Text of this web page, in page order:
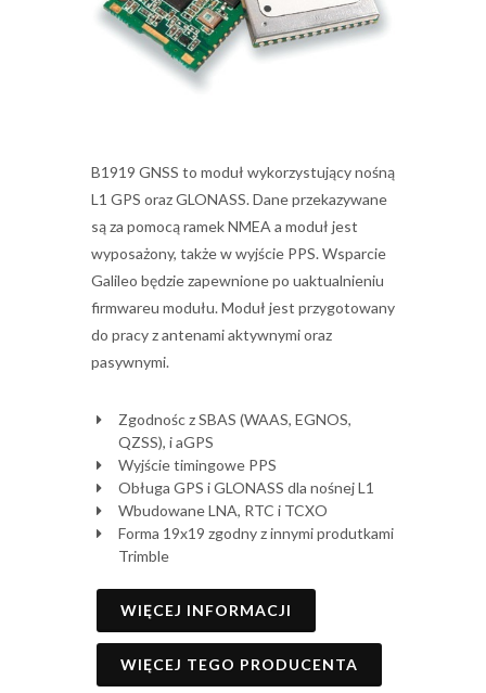
B1919 GNSS to moduł wykorzystujący nośną
L1 GPS oraz GLONASS. Dane przekazywane
są za pomocą ramek NMEA a moduł jest
wyposażony, także w wyjście PPS. Wsparcie
Galileo będzie zapewnione po uaktualnieniu
firmwareu modułu. Moduł jest przygotowany
do pracy z antenami aktywnymi oraz
pasywnymi.
Zgodnośc z SBAS (WAAS, EGNOS,
QZSS), i aGPS
Wyjście timingowe PPS
Obługa GPS i GLONASS dla nośnej L1
Wbudowane LNA, RTC i TCXO
Forma 19x19 zgodny z innymi produtkami
Trimble
WIĘCEJ INFORMACJI
WIĘCEJ TEGO PRODUCENTA